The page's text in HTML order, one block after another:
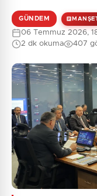
GÜNDEM
06 Temmuz 2026,
2 dk okuma 407